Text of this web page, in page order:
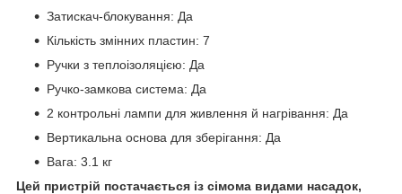
Затискач-блокування: Да
Кількість змінних пластин: 7
Ручки з теплоізоляцією: Да
Ручко-замкова система: Да
2 контрольні лампи для живлення й нагрівання: Да
Вертикальна основа для зберігання: Да
Вага: 3.1 кг
Цей пристрій постачається із сімома видами насадок,